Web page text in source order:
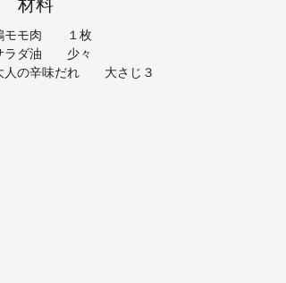
モモ肉　　１枚
ラダ油　　少々
人の辛味だれ　　大さじ３